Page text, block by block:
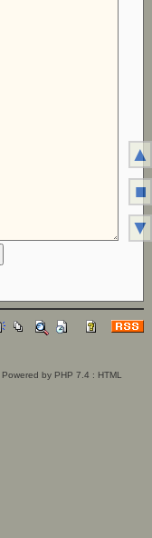
Powered by PHP 7.4 : HTML
▲
■
▼